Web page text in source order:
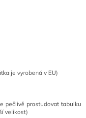
je vyrobená v EU)
pečlivě prostudovat tabulku
velikost)